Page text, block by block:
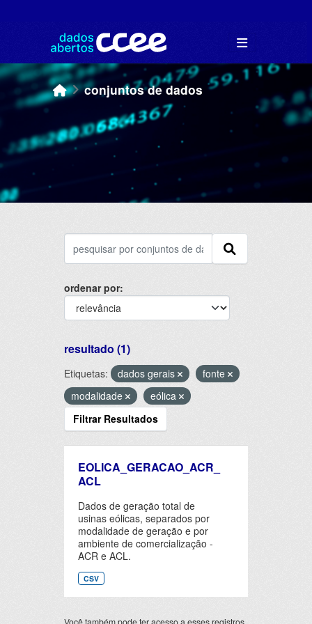
conjuntos de dados
ordenar por
resultado (1)
Etiquetas: dados gerais
fonte
modalidade
eólica
Filtrar Resultados
EOLICA_GERACAO_ACR_
ACL
Dados de geração total de
usinas eólicas, separados por
modalidade de geração e por
ambiente de comercialização -
ACR e ACL.
CSV